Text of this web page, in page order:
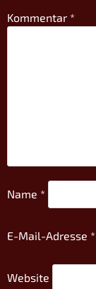
Kommentar *
Name *
E-Mail-Adresse *
Website